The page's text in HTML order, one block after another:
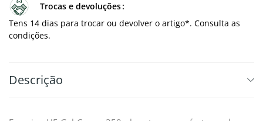
Trocas e devoluções
Tens 14 dias para trocar ou devolver o artigo*. Consulta as
condições.
Descrição